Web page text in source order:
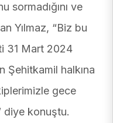
sormadığını ve
Yılmaz, “Biz bu
31 Mart 2024
Şehitkamil halkına
gece
diye konuştu.